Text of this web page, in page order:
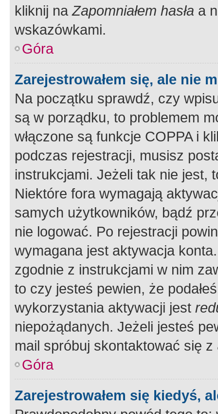
kliknij naZapomniałem hasła a
wskazówkami.
Góra
Zarejestrowałem się, ale nie
Na początku sprawdź, czy
są w porządku, to problemem
włączone są funkcje COPPA i
podczas rejestracji, musisz
instrukcjami. Jeżeli tak nie jest,
Niektóre fora wymagają
samych użytkowników, bądź
nie logować. Po rejestracji
wymagana jest aktywacja
zgodnie z instrukcjami w nim
to czy jesteś pewien, że
wykorzystania aktywacji jest
niepożądanych. Jeżeli jesteś
mail spróbuj skontaktować się
Góra
Zarejestrowałem się kiedyś,